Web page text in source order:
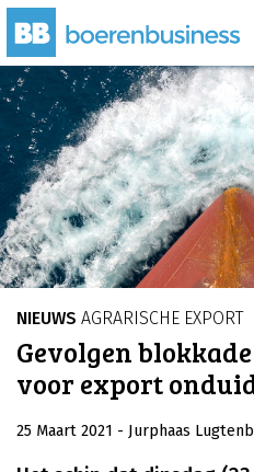
NIEUWS AGRARISCHE EXPORT
Gevolgen blokkade
voor export
25 Maart 2021 - Jurphaas